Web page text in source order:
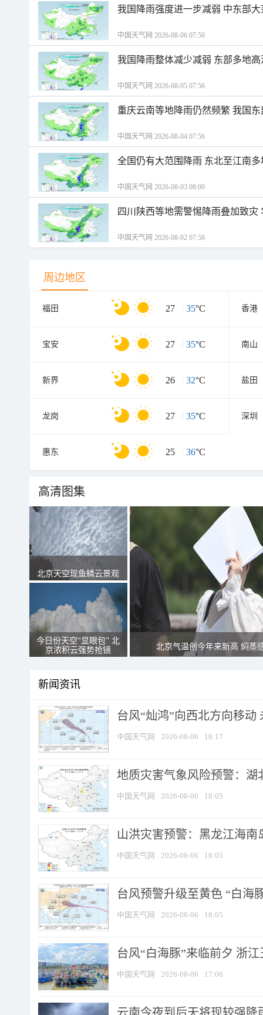
我国降雨强度进一步减弱 中东部
中国天气网 2026-08-06 07:50
我国降雨整体减少减弱 东部多地
中国天气网 2026-08-05 07:56
重庆云南等地降雨仍然频繁 我国
中国天气网 2026-08-04 07:56
全国仍有大范围降雨 东北至江南
中国天气网 2026-08-03 08:00
四川陕西等地需警惕降雨叠加致
中国天气网 2026-08-02 07:58
周边地区
福田 27 / 35°C 香港
宝安 27 / 35°C 南山
新界 26 / 32°C 盐田
龙岗 27 / 35°C 深圳
惠东 25 / 36°C
高清图集
北京天空现鱼鳞云景观
今日份天空“显眼包” 北
京浓积云强势抢镜
北京气温创今年来新高 焖蒸
新闻资讯
台风“灿鸿”向西北方向移动
中国天气网 2026-08-06 18:17
地质灾害气象风险预警：湖
中国天气网 2026-08-06 18:05
山洪灾害预警：黑龙江海
中国天气网 2026-08-06 18:05
台风预警升级至黄色 “白海
中国天气网 2026-08-06 18:05
台风“白海豚”来临前夕 浙
中国天气网 2026-08-06 17:06